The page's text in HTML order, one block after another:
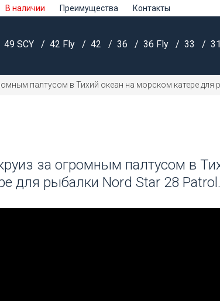
В наличии Преимущества Контакты
49 SCY 42 Fly 42 36 36 Fly 33 31
палтусом в Тихий океан на морском катере для
за огромным палтусом в
для рыбалки Nord Star 28 Patrol.